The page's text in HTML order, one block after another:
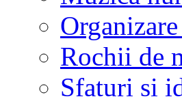
Rochii de
Sfaturi si